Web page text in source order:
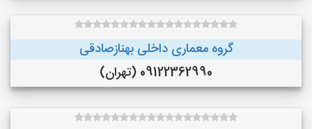
گروه معماری داخلی بهنازصادقی
09122362990 (تهران)